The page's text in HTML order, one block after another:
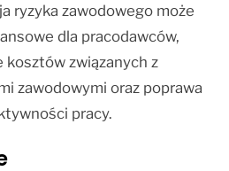
ryzyka zawodowego może
dla pracodawców,
kosztów związanych z
zawodowymi oraz poprawa
pracy.